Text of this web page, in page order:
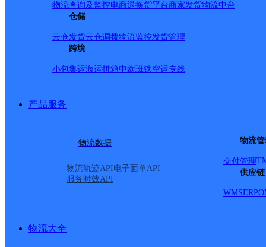
物流查询及监控电商退换货平台商家发货物流中台
仓储
云仓发货云仓调拨物流监控发货管理
跨境
小包集运海运拼箱中欧班铁空运专线
产品服务
物流数据
物流轨迹API电子面单API
服务时效API
物流
交付管理
供应链
WMSERP
物流大全